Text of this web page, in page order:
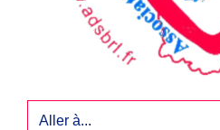
Aller à...